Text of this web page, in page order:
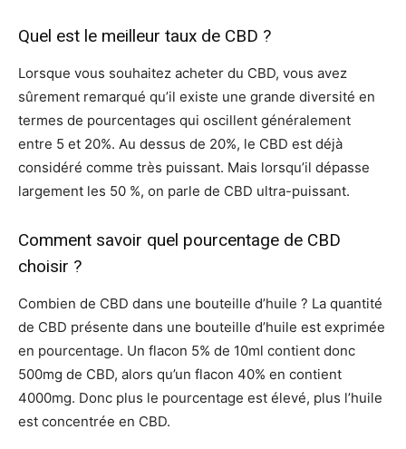
Quel est le meilleur taux de CBD ?
Lorsque vous souhaitez acheter du CBD, vous avez
sûrement remarqué qu’il existe une grande diversité en
termes de pourcentages qui oscillent généralement
entre 5 et 20%. Au dessus de 20%, le CBD est déjà
considéré comme très puissant. Mais lorsqu’il dépasse
largement les 50 %, on parle de CBD ultra-puissant.
Comment savoir quel pourcentage de CBD
choisir ?
Combien de CBD dans une bouteille d’huile ? La quantité
de CBD présente dans une bouteille d’huile est exprimée
en pourcentage. Un flacon 5% de 10ml contient donc
500mg de CBD, alors qu’un flacon 40% en contient
4000mg. Donc plus le pourcentage est élevé, plus l’huile
est concentrée en CBD.